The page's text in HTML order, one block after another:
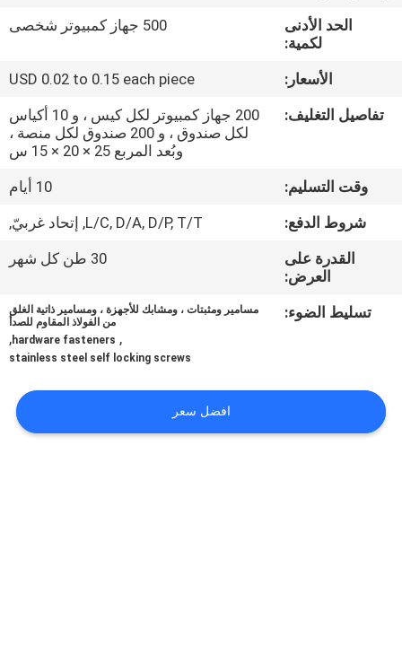
جولة
المعمل
خريطة
الموقع
PRIVACY
الحد الأدنى
لكمية:
500 جهاز كمبيوتر شخصى
الأسعار:
USD 0.02 to 0.15 each piece
تفاصيل التغليف:
200 جهاز كمبيوتر لكل كيس ، و 10 أكياس
لكل صندوق ، و 200 صندوق لكل منصة ،
وبُعد المربع 25 × 20 × 15 س
وقت التسليم:
10 أيام
شروط الدفع:
L/C, D/A, D/P, T/T, إتحاد غربيّ,
القدرة على
العرض:
30 طن كل شهر
تسليط الضوء:
مسامير ومثبتات ، ومشابك للأجهزة ، ومسامير ذاتية الغلق
من الفولاذ المقاوم للصدأ
,
hardware fasteners
,
stainless steel self locking screws
افضل سعر